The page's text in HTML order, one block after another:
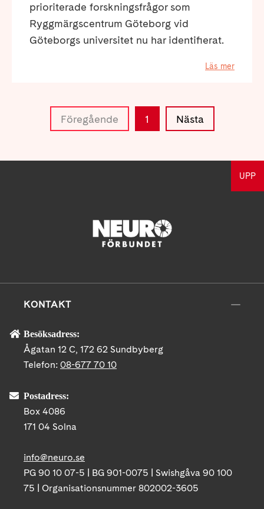
prioriterade forskningsfrågor som
Ryggmärgscentrum Göteborg vid
Göteborgs universitet nu har identifierat.
Läs mer
Föregående 1 Nästa
UPP
KONTAKT
Besöksadress:
Ågatan 12 C, 172 62 Sundbyberg
Telefon: 08-677 70 10
Postadress:
Box 4086
171 04 Solna
info@neuro.se
PG 90 10 07-5 | BG 901-0075 | Swishgåva 90 100
75 | Organisationsnummer 802002-3605